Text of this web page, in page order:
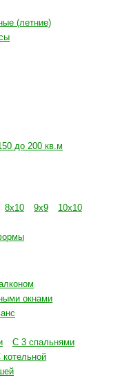
(летние)
до 200 кв.м
8х10 9х9
10х10
окнами
С 3 спальнями
котельной